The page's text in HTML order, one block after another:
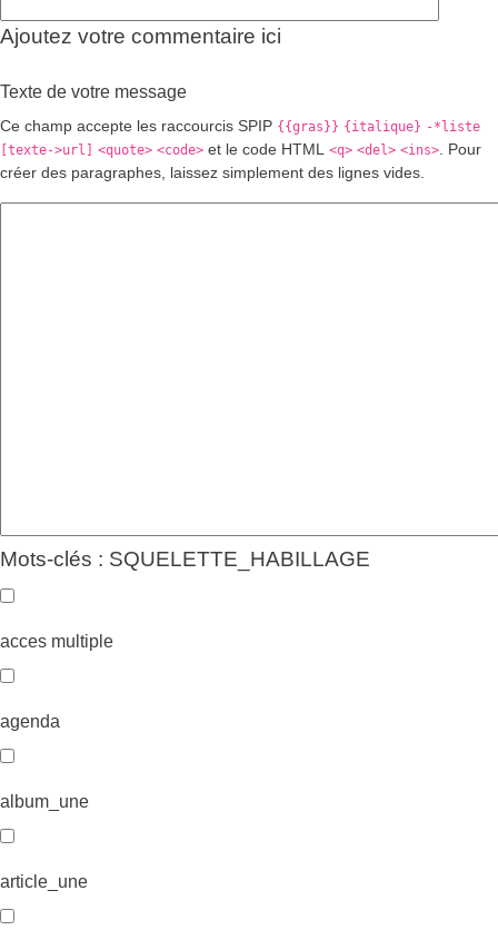
Ajoutez votre commentaire ici
Texte de votre message
Ce champ accepte les raccourcis SPIP {{gras}} {italique} -*liste
[texte->url]
<quote> <code> et le code HTML <q> <del> <ins> . Pour
créer des paragraphes, laissez simplement des lignes vides.
Mots-clés : SQUELETTE_HABILLAGE
acces multiple
agenda
album_une
article_une